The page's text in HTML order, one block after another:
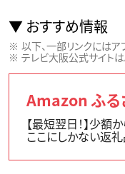
おすすめ情報
以下、一部リンクにはア
テレビ大阪公式サイト
Amazon ふる
【最短翌日！】少額
ここにしかない返礼